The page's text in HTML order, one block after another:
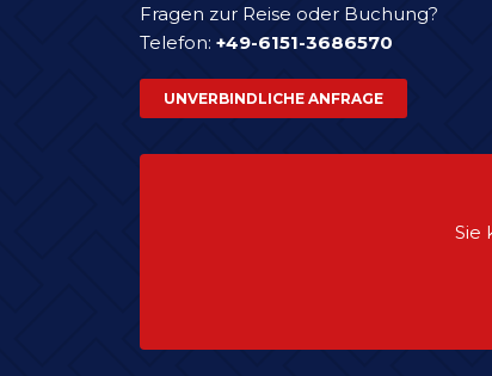
Fragen zur Reise oder Buchung?
Telefon: +49-6151-3686570
UNVERBINDLICHE ANFRAGE
Sie